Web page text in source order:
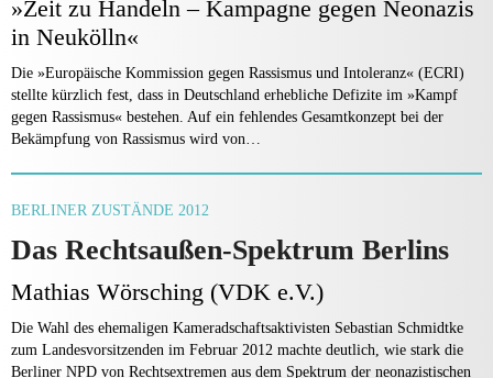
»Zeit zu Handeln – Kampagne gegen Neonazis
in Neukölln«
Die »Europäische Kommission gegen Rassismus und Intoleranz« (ECRI)
stellte kürzlich fest, dass in Deutschland erhebliche Defizite im »Kampf
gegen Rassismus« bestehen. Auf ein fehlendes Gesamtkonzept bei der
Bekämpfung von Rassismus wird von…
BERLINER ZUSTÄNDE 2012
Das Rechtsaußen-Spektrum Berlins
Mathias Wörsching (VDK e.V.)
Die Wahl des ehemaligen Kameradschaftsaktivisten Sebastian Schmidtke
zum Landesvorsitzenden im Februar 2012 machte deutlich, wie stark die
Berliner NPD von Rechtsextremen aus dem Spektrum der neonazistischen